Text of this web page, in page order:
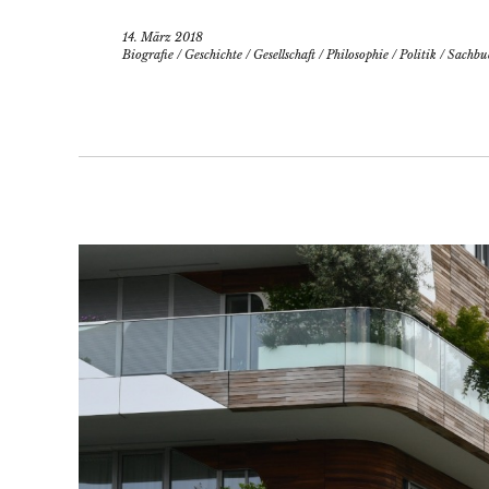
14. März 2018
Biografie /Geschichte /Gesellschaft /Philosophie /Politik /